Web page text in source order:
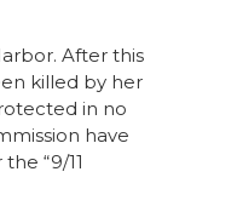
After this
killed by her
in no
have
“9/11